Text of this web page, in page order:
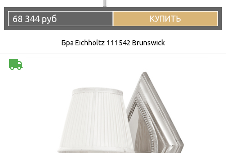
68 344 руб КУПИТЬ
Бра Eichholtz 111542 Brunswick